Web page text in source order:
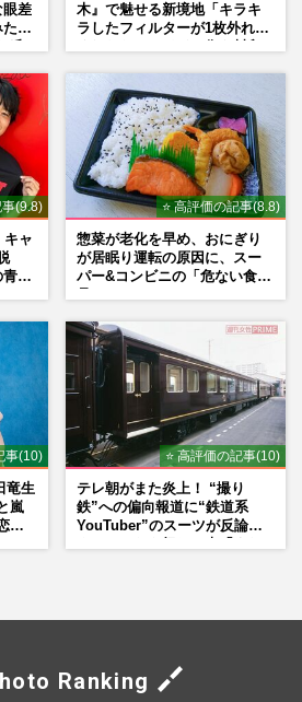
眼差
た
木』で魅せる新境地「キラキ
ラしたフィルターが1枚外れて
事(9.8)
キャ
年
⭐ 高評価の記事(8.8)
惣菜が老化を早め、おにぎり
が居眠り運転の原因に、スー
パー&コンビニの「危ない食
事(10)
竜生
嵐
人
⭐ 高評価の記事(10)
テレ朝がまた炎上！ “撮り
鉄”への偏向報道に“鉄道系
YouTuber”のスーツが反論
Ranking